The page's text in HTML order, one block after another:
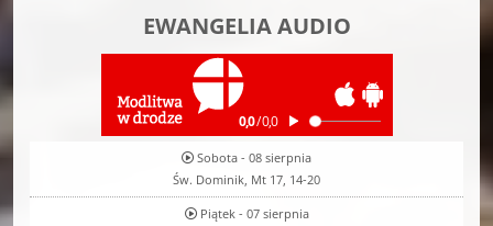
EWANGELIA AUDIO
Sobota - 08 sierpnia
Św. Dominik, Mt 17, 14-20
Piątek - 07 sierpnia